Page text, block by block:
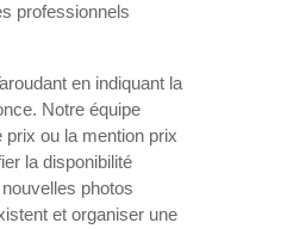
professionnels
en indiquant la
Notre équipe
prix ou la mention prix
la disponibilité
photos
et organiser une